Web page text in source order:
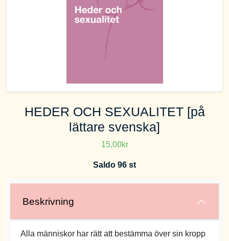
HEDER OCH SEXUALITET [på
lättare svenska]
15,00kr
Saldo 96 st
Beskrivning
Alla människor har rätt att bestämma över sin kropp